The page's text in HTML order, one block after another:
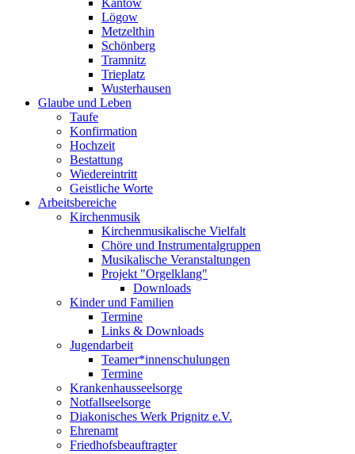
Kantow
Lögow
Metzelthin
Schönberg
Tramnitz
Trieplatz
Wusterhausen
Glaube und Leben
Taufe
Konfirmation
Hochzeit
Bestattung
Wiedereintritt
Geistliche Worte
Arbeitsbereiche
Kirchenmusik
Kirchenmusikalische Vielfalt
Chöre und Instrumentalgruppen
Musikalische Veranstaltungen
Projekt "Orgelklang"
Downloads
Kinder und Familien
Termine
Links & Downloads
Jugendarbeit
Teamer*innenschulungen
Termine
Krankenhausseelsorge
Notfallseelsorge
Diakonisches Werk Prignitz e.V.
Ehrenamt
Friedhofsbeauftragter